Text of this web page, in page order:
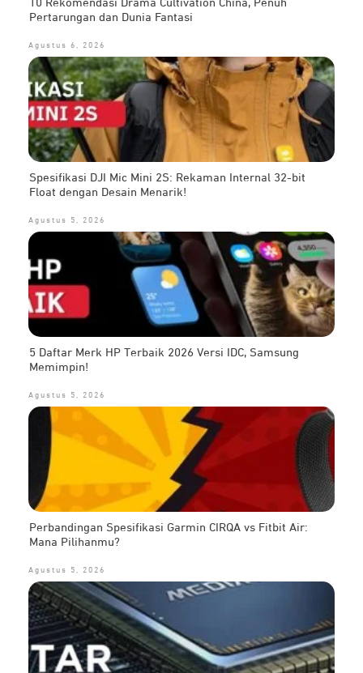
10 Rekomendasi Drama Cultivation China, Penuh
Pertarungan dan Dunia Fantasi
Agustus 6, 2026
Spesifikasi DJI Mic Mini 2S: Rekaman Internal 32-bit
Float dengan Desain Menarik!
Agustus 5, 2026
5 Daftar Merk HP Terbaik 2026 Versi IDC, Samsung
Memimpin!
Agustus 5, 2026
Perbandingan Spesifikasi Garmin CIRQA vs Fitbit Air:
Mana Pilihanmu?
Agustus 5, 2026